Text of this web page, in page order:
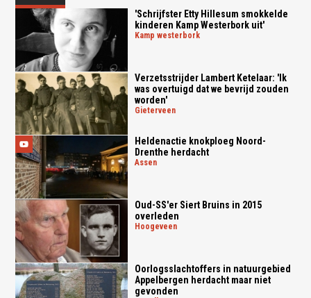
'Schrijfster Etty Hillesum smokkelde
kinderen Kamp Westerbork uit'
kamp westerbork
Verzetsstrijder Lambert Ketelaar: 'Ik
was overtuigd dat we bevrijd zouden
worden'
gieterveen
Heldenactie knokploeg Noord-
Drenthe herdacht
assen
Oud-SS'er Siert Bruins in 2015
overleden
hoogeveen
Oorlogsslachtoffers in natuurgebied
Appelbergen herdacht maar niet
gevonden